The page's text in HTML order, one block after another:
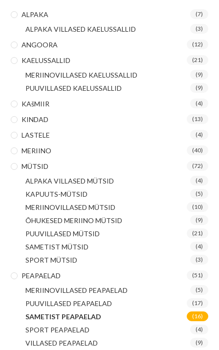
ALPAKA (7)
ALPAKA VILLASED KAELUSSALLID (3)
ANGOORA (12)
KAELUSSALLID (21)
MERIINOVILLASED KAELUSSALLID (9)
PUUVILLASED KAELUSSALLID (9)
KAšMIIR (4)
KINDAD (13)
LASTELE (4)
MERIINO (40)
MÜTSID (72)
ALPAKA VILLASED MÜTSID (4)
KAPUUTS-MÜTSID (5)
MERIINOVILLASED MÜTSID (10)
ÕHUKESED MERIINO MÜTSID (9)
PUUVILLASED MÜTSID (21)
SAMETIST MÜTSID (4)
SPORT MÜTSID (3)
PEAPAELAD (51)
MERIINOVILLASED PEAPAELAD (5)
PUUVILLASED PEAPAELAD (17)
SAMETIST PEAPAELAD (16)
SPORT PEAPAELAD (4)
VILLASED PEAPAELAD (9)